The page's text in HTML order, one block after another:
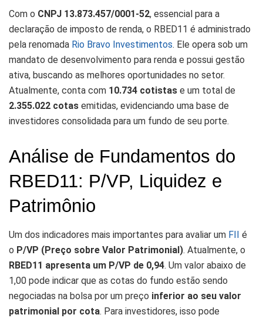
Com o CNPJ 13.873.457/0001-52, essencial para a
declaração de imposto de renda, o RBED11 é administrado
pela renomada Rio Bravo Investimentos. Ele opera sob um
mandato de desenvolvimento para renda e possui gestão
ativa, buscando as melhores oportunidades no setor.
Atualmente, conta com 10.734 cotistas e um total de
2.355.022 cotas emitidas, evidenciando uma base de
investidores consolidada para um fundo de seu porte.
Análise de Fundamentos do
RBED11: P/VP, Liquidez e
Patrimônio
Um dos indicadores mais importantes para avaliar um FII
é
o P/VP (Preço sobre Valor Patrimonial). Atualmente, o
RBED11 apresenta um P/VP de 0,94. Um valor abaixo de
1,00 pode indicar que as cotas do fundo estão sendo
negociadas na bolsa por um preço inferior ao seu valor
patrimonial por cota. Para investidores, isso pode